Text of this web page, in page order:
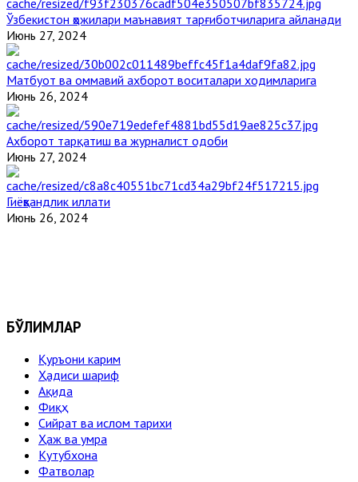
Ўзбекистон ҳожилари маънавият тарғиботчиларига айланади
Июнь 27, 2024
Матбуот ва оммавий ахборот воситалари ходимларига
Июнь 26, 2024
Ахборот тарқатиш ва журналист одоби
Июнь 27, 2024
Гиёҳвандлик иллати
Июнь 26, 2024
БЎЛИМЛАР
Қуръони карим
Ҳадиси шариф
Ақида
Фиқҳ
Сийрат ва ислом тарихи
Ҳаж ва умра
Кутубхона
Фатволар